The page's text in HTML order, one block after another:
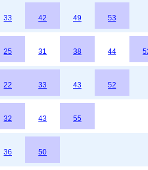
33 42 49 53
25 31 38 44
22 33 43 52
32 43 55
36 50